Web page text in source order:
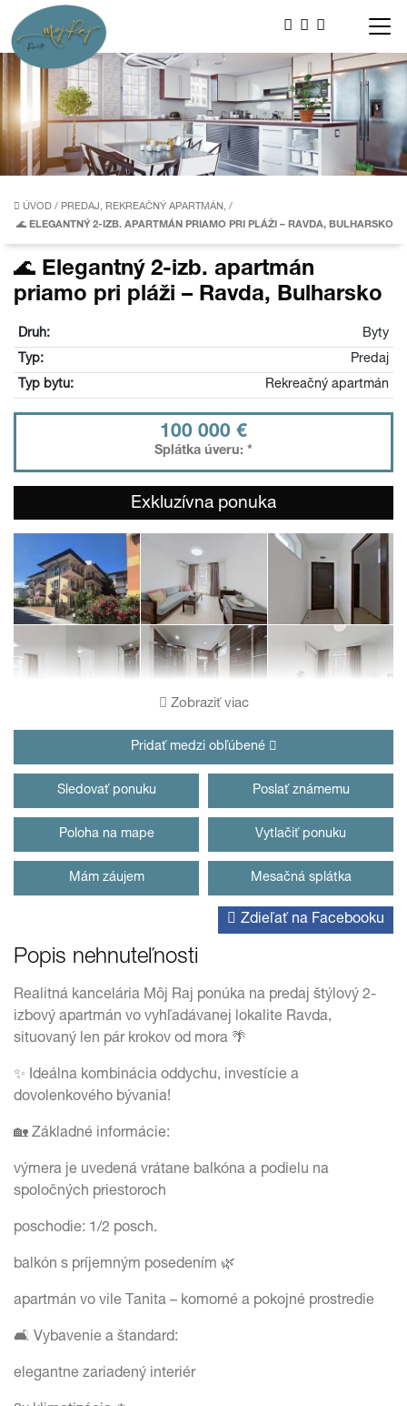
ÚVOD / PREDAJ, REKREAČNÝ APARTMÁN, /
🌊 ELEGANTNÝ 2-IZB. APARTMÁN PRIAMO PRI PLÁŽI – RAVDA, BULHARSKO
🌊 Elegantný 2-izb. apartmán
priamo pri pláži – Ravda, Bulharsko
Druh:
Byty
Typ:
Predaj
Typ bytu:
Rekreačný apartmán
100 000 €
Splátka úveru: *
Exkluzívna ponuka
Zobraziť viac
Pridať medzi obľúbené
Sledovať ponuku Poslať známemu
Poloha na mape Vytlačiť ponuku
Mám záujem Mesačná splátka
Popis nehnuteľnosti
Zdieľať na Facebooku
Realitná kancelária Môj Raj ponúka na predaj štýlový 2-
izbový apartmán vo vyhľadávanej lokalite Ravda,
situovaný len pár krokov od mora 🌴
✨ Ideálna kombinácia oddychu, investície a
dovolenkového bývania!
🏡 Základné informácie:
výmera je uvedená vrátane balkóna a podielu na
spoločných priestoroch
poschodie: 1/2 posch.
balkón s príjemným posedením 🌿
apartmán vo vile Tanita – komorné a pokojné prostredie
🛋 Vybavenie a štandard:
elegantne zariadený interiér